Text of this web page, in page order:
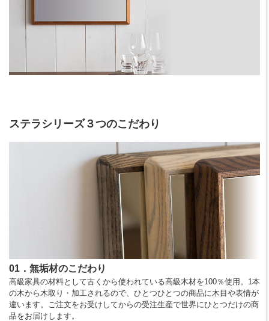
ステラシリーズ３つのこだわり
01．無垢材のこだわり
高級家具の材料として古くから使われている高級木材を100％使用。1本
の木から木取り・加工されるので、ひとつひとつの商品に木目や表情が
違います。ご注文をお受けしてからの受注生産で世界にひとつだけの商
品をお届けします。